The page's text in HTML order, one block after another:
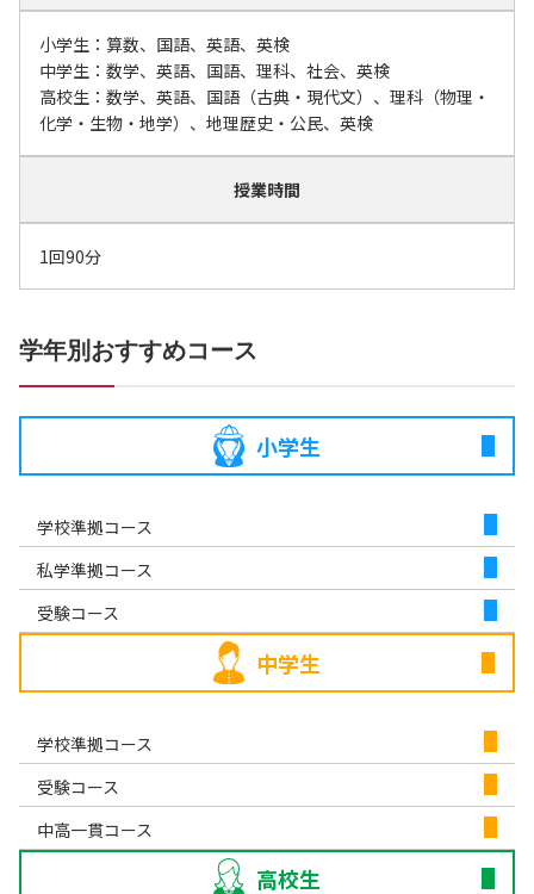
小学生：算数、国語、英語、英検
中学生：数学、英語、国語、理科、社会、英検
高校生：数学、英語、国語（古典・現代文）、理科（物理・
化学・生物・地学）、地理歴史・公民、英検
授業時間
1回90分
学年別おすすめコース
小学生
学校準拠コース
私学準拠コース
受験コース
中学生
学校準拠コース
受験コース
中高一貫コース
高校生